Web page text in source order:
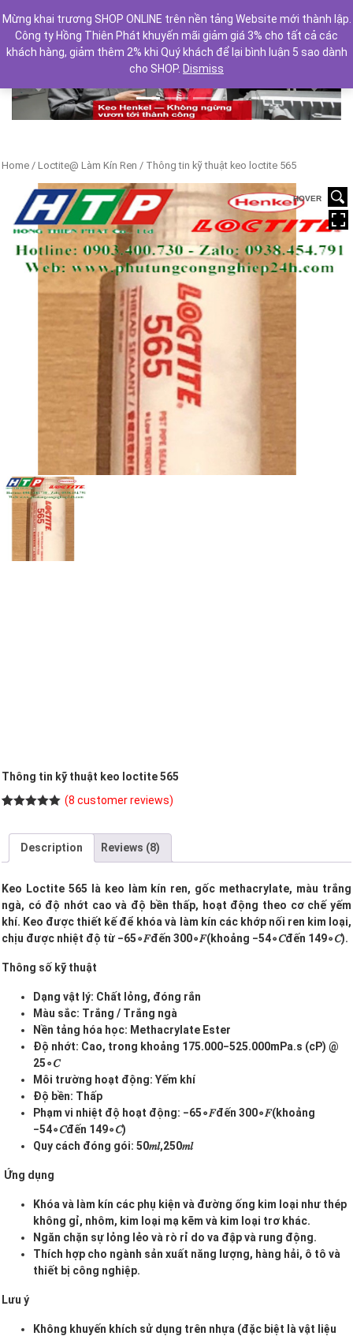
Previous Next
Home / Loctite@ Làm Kín Ren / Thông tin kỹ thuật keo loctite 565
HOVER
Thông tin kỹ thuật keo loctite 565
customer
ratings
(8 customer reviews)
Description Reviews (8)
Keo Loctite 565 là keo làm kín ren, gốc methacrylate, màu trắng
ngà, có độ nhớt cao và độ bền thấp, hoạt động theo cơ chế yếm
khí. Keo được thiết kế để khóa và làm kín các khớp nối ren kim loại,
chịu được nhiệt độ từ −65∘𝐹đến 300∘𝐹(khoảng −54∘𝐶đến 149∘𝐶).
Thông số kỹ thuật
Dạng vật lý: Chất lỏng, đóng rắn
Màu sắc: Trắng / Trắng ngà
Nền tảng hóa học: Methacrylate Ester
Độ nhớt: Cao, trong khoảng 175.000−525.000mPa.s (cP) @
25∘𝐶
Môi trường hoạt động: Yếm khí
Độ bền: Thấp
Phạm vi nhiệt độ hoạt động: −65∘𝐹đến 300∘𝐹(khoảng
−54∘𝐶đến 149∘𝐶)
Quy cách đóng gói: 50𝑚𝑙,250𝑚𝑙
Ứng dụng
Khóa và làm kín các phụ kiện và đường ống kim loại như thép
không gỉ, nhôm, kim loại mạ kẽm và kim loại trơ khác.
Ngăn chặn sự lỏng lẻo và rò rỉ do va đập và rung động.
Thích hợp cho ngành sản xuất năng lượng, hàng hải, ô tô và
thiết bị công nghiệp.
Lưu ý
Không khuyến khích sử dụng trên nhựa (đặc biệt là vật liệu
Mừng khai trương SHOP ONLINE trên nền tảng Website mới thành lập.
Công ty Hồng Thiên Phát khuyến mãi giảm giá 3% cho tất cả các
khách hàng, giảm thêm 2% khi Quý khách để lại bình luận 5 sao dành
cho SHOP. Dismiss